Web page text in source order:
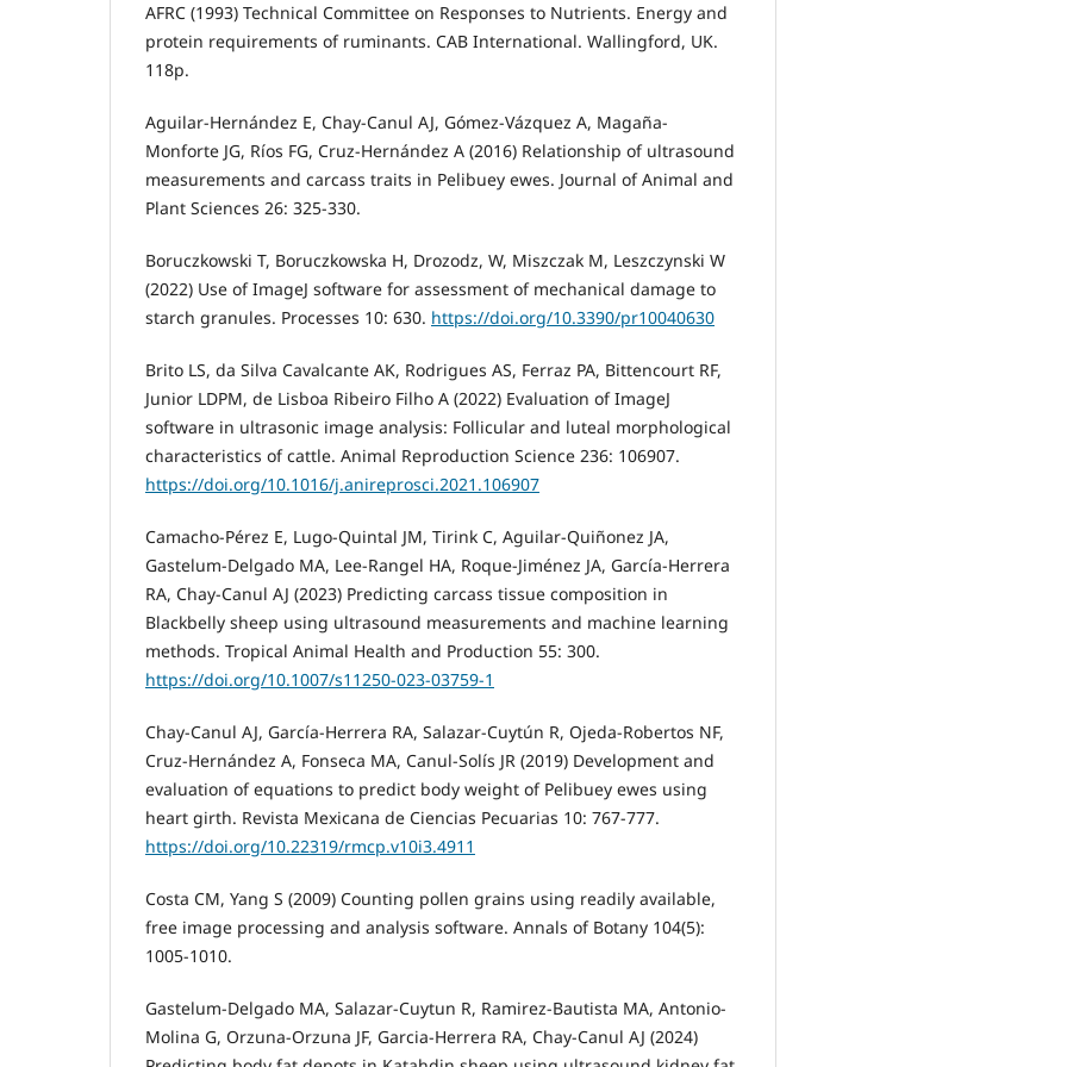
AFRC (1993) Technical Committee on Responses to Nutrients. Energy and
protein requirements of ruminants. CAB International. Wallingford, UK.
118p.
Aguilar-Hernández E, Chay-Canul AJ, Gómez-Vázquez A, Magaña-
Monforte JG, Ríos FG, Cruz-Hernández A (2016) Relationship of ultrasound
measurements and carcass traits in Pelibuey ewes. Journal of Animal and
Plant Sciences 26: 325-330.
Boruczkowski T, Boruczkowska H, Drozodz, W, Miszczak M, Leszczynski W
(2022) Use of ImageJ software for assessment of mechanical damage to
starch granules. Processes 10: 630. https://doi.org/10.3390/pr10040630
Brito LS, da Silva Cavalcante AK, Rodrigues AS, Ferraz PA, Bittencourt RF,
Junior LDPM, de Lisboa Ribeiro Filho A (2022) Evaluation of ImageJ
software in ultrasonic image analysis: Follicular and luteal morphological
characteristics of cattle. Animal Reproduction Science 236: 106907.
https://doi.org/10.1016/j.anireprosci.2021.106907
Camacho‑Pérez E, Lugo‑Quintal JM, Tirink C, Aguilar‑Quiñonez JA,
Gastelum‑Delgado MA, Lee‑Rangel HA, Roque‑Jiménez JA, García‑Herrera
RA, Chay‑Canul AJ (2023) Predicting carcass tissue composition in
Blackbelly sheep using ultrasound measurements and machine learning
methods. Tropical Animal Health and Production 55: 300.
https://doi.org/10.1007/s11250-023-03759-1
Chay-Canul AJ, García-Herrera RA, Salazar-Cuytún R, Ojeda-Robertos NF,
Cruz-Hernández A, Fonseca MA, Canul-Solís JR (2019) Development and
evaluation of equations to predict body weight of Pelibuey ewes using
heart girth. Revista Mexicana de Ciencias Pecuarias 10: 767-777.
https://doi.org/10.22319/rmcp.v10i3.4911
Costa CM, Yang S (2009) Counting pollen grains using readily available,
free image processing and analysis software. Annals of Botany 104(5):
1005-1010.
Gastelum-Delgado MA, Salazar-Cuytun R, Ramirez-Bautista MA, Antonio-
Molina G, Orzuna-Orzuna JF, Garcia-Herrera RA, Chay-Canul AJ (2024)